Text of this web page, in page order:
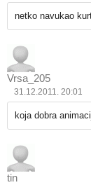
netko navukao
Vrsa_205
31.12.2011. 20:01
koja dobra
tin